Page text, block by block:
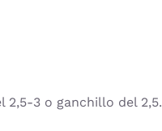
2,5-3 o ganchillo del 2,5.